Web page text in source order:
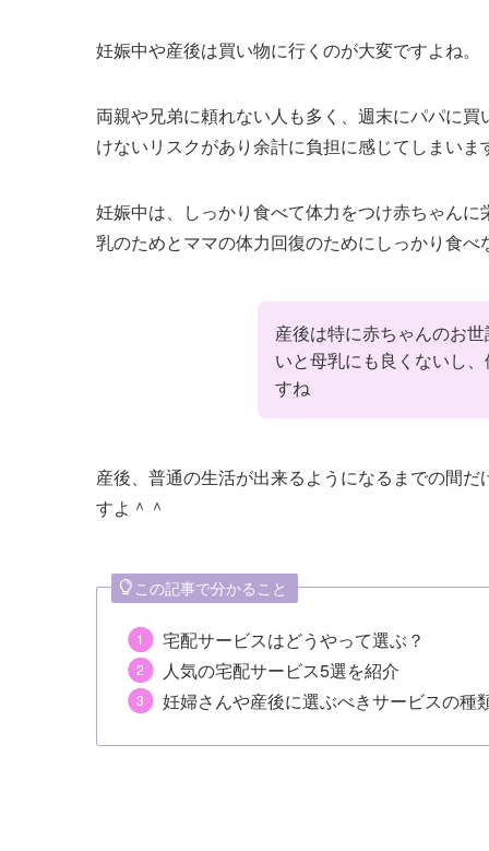
妊娠中や産後は買い物に行くのが大変ですよね。
両親や兄弟に頼れない人も多く、週末にパパに
けないリスクがあり余計に負担に感じてしまいま
妊娠中は、
しっかり食べて体力をつけ赤ちゃん
乳のためとママの体力回復のためにしっかり食べ
産後は特に赤ちゃんのお
いと母乳にも良くないし
すね
産後、普通の生活が出来るようになるまでの間
すよ＾＾
この記事で分かること
宅配サービスはどうやって選ぶ？
人気の宅配サービス5選を紹介
妊婦さんや産後に選ぶべきサービスの種